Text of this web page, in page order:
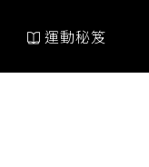
運動秘笈